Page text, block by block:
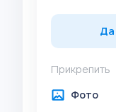
Да
Прикрепить
Фото